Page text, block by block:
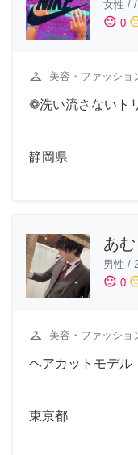
女性 / /
sentiment_satisfied 0
checkroom 美容・ファッショ
❁洗い流さないト
静岡県
あむ
男性 /
sentiment_satisfied 0
checkroom 美容・ファッショ
ヘアカットモデル
東京都